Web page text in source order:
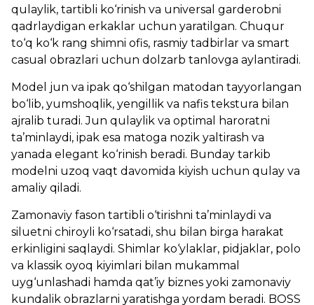
qulaylik, tartibli ko‘rinish va universal garderobni
qadrlaydigan erkaklar uchun yaratilgan. Chuqur
to‘q ko‘k rang shimni ofis, rasmiy tadbirlar va smart
casual obrazlari uchun dolzarb tanlovga aylantiradi.
Model jun va ipak qo‘shilgan matodan tayyorlangan
bo‘lib, yumshoqlik, yengillik va nafis tekstura bilan
ajralib turadi. Jun qulaylik va optimal haroratni
ta’minlaydi, ipak esa matoga nozik yaltirash va
yanada elegant ko‘rinish beradi. Bunday tarkib
modelni uzoq vaqt davomida kiyish uchun qulay va
amaliy qiladi.
Zamonaviy fason tartibli o‘tirishni ta’minlaydi va
siluetni chiroyli ko‘rsatadi, shu bilan birga harakat
erkinligini saqlaydi. Shimlar ko‘ylaklar, pidjaklar, polo
va klassik oyoq kiyimlari bilan mukammal
uyg‘unlashadi hamda qat’iy biznes yoki zamonaviy
kundalik obrazlarni yaratishga yordam beradi. BOSS